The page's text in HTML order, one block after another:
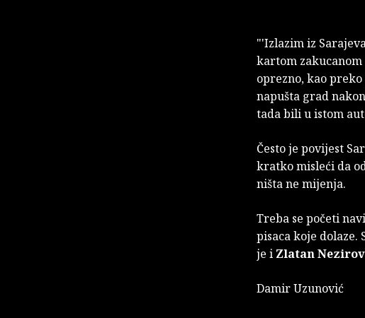
"'Izlazim iz
kartom
oprezno, kao
napušta grad
tada bili u istom
Često je povijest
kratko misleći da
ništa ne mijenja.
Treba se početi
pisaca koje
je i Zlatan
Damir Uzunović